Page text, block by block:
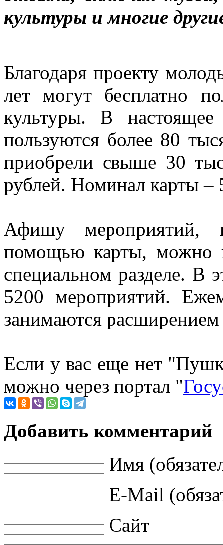
культуры и многие
Благодаря проекту
лет могут бесплатно
культуры. В
пользуются более 80
приобрели свыше 30
рублей. Номинал карты –
Афишу мероприятий,
помощью карты, можно
специальном разделе. В
5200 мероприятий.
занимаются расширением
Если у вас еще нет
можно через портал "
Добавить комментарий
Имя
E-Mail
Сайт